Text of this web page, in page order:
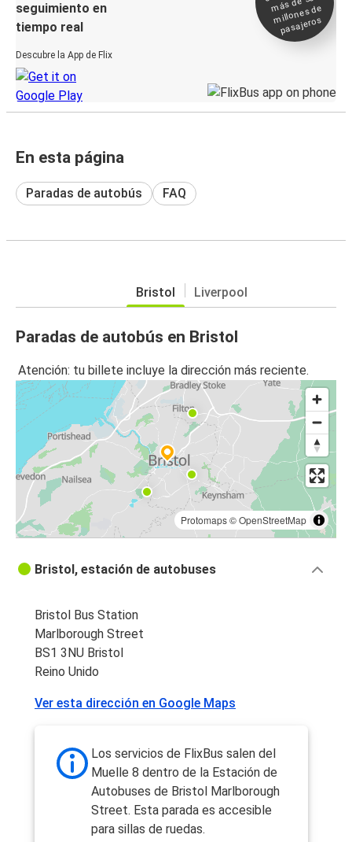
seguimiento en
tiempo real
Descubre la App de Flix
millones de
pasajeros
En esta página
Paradas de autobús FAQ
Bristol Liverpool
Paradas de autobús en Bristol
Atención: tu billete incluye la dirección más reciente.
Protomaps©OpenStreetMap
Bristol, estación de autobuses
Bristol Bus Station
Marlborough Street
BS1 3NU Bristol
Reino Unido
Ver esta dirección en Google Maps
Los servicios de FlixBus salen del
Muelle 8 dentro de la Estación de
Autobuses de Bristol Marlborough
Street. Esta parada es accesible
para sillas de ruedas.